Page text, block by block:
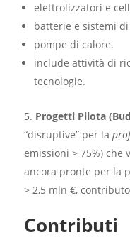
elettrolizzatori e
batterie e sistemi
pompe di calore.
include attività di
tecnologie.
Progetti Pilota
“disruptive” per la
emissioni > 75%) che
ancora pronte per la
> 2,5 mln €,
Contributi